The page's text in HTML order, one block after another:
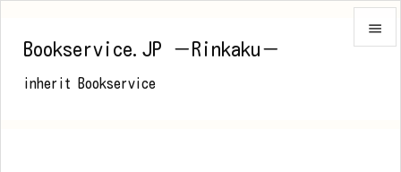
Bookservice.JP －Rinkaku－
inherit Bookservice
